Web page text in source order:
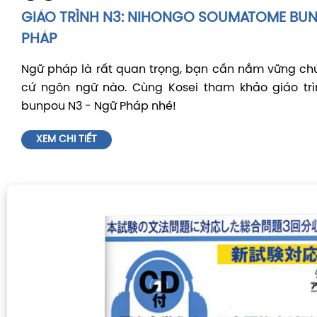
GIÁO TRÌNH N3: NIHONGO SOUMATOME
PHÁP
Ngữ pháp là rất quan trọng, bạn cần nắm vững
cứ ngôn ngữ nào. Cùng Kosei tham khảo giáo
bunpou N3 - Ngữ Pháp nhé!
XEM CHI TIẾT